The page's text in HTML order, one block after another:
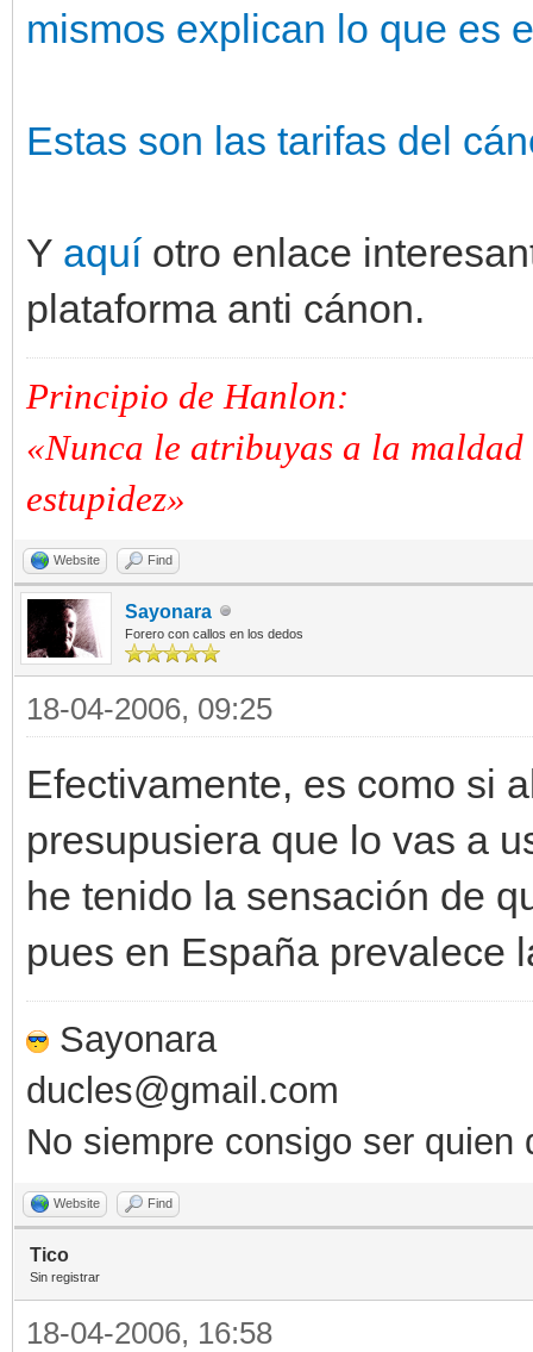
mismos explican lo que es
Estas son las tarifas del
Y aquíotro enlace
plataforma anti cánon.
Principio de Hanlon:
«Nunca le atribuyas a la
estupidez»
Website Find
Sayonara
Forero con callos en los dedos
18-04-2006, 09:25
Efectivamente, es como si
presupusiera que lo vas a
he tenido la sensación de
pues en España prevalece
Sayonara
ducles@gmail.com
No siempre consigo ser quien
Website Find
Tico
Sin registrar
18-04-2006, 16:58